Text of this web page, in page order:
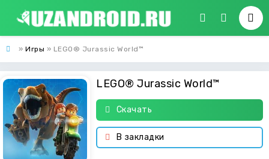
» Игры » LEGO® Jurassic World™
LEGO® Jurassic World™
Скачать
В закладки